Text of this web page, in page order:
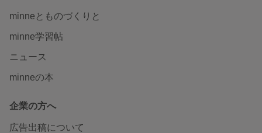
minneとものづくりと
minne学習帖
ニュース
minneの本
企業の方へ
広告出稿について